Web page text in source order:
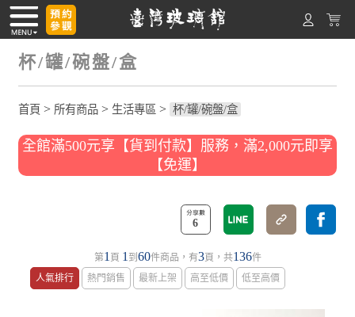
杯/罐/碗盤/盒
首頁 > 所有商品 > 生活專區 > 杯/罐/碗盤/盒
全館滿500元享【貨到付款】服務，滿2,000元即享
【免運】
6
第1 頁 1 到 60件商品，有3頁，共136件
人氣排行
熱門銷售 最新上架 高至低價 低至高價